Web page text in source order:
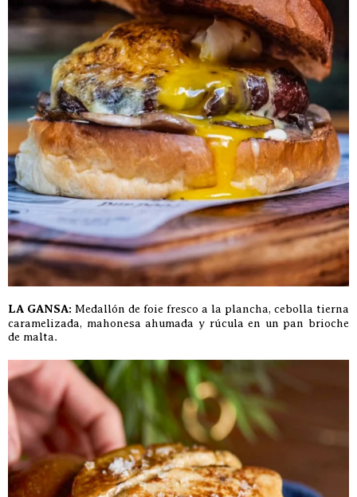
LA GANSA: Medallón de foie fresco a la plancha, cebolla tierna
caramelizada, mahonesa ahumada y rúcula en un pan brioche
de malta.